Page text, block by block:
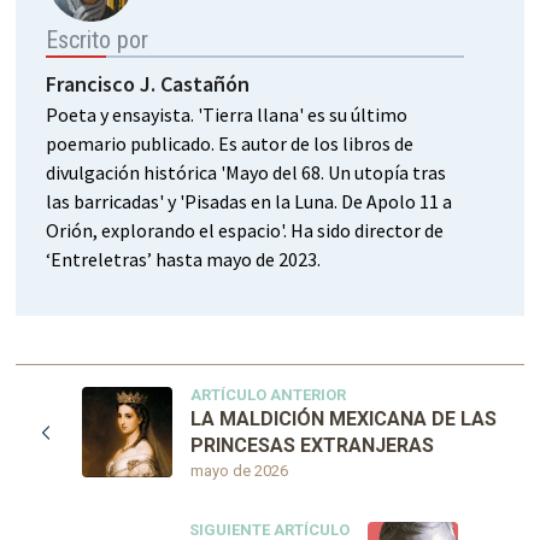
Escrito por
Francisco J. Castañón
Poeta y ensayista. 'Tierra llana' es su último
poemario publicado. Es autor de los libros de
divulgación histórica 'Mayo del 68. Un utopía tras
las barricadas' y 'Pisadas en la Luna. De Apolo 11 a
Orión, explorando el espacio'. Ha sido director de
‘Entreletras’ hasta mayo de 2023.
ARTÍCULO ANTERIOR
mayo de 2026
LA MALDICIÓN MEXICANA DE LAS
PRINCESAS EXTRANJERAS
SIGUIENTE ARTÍCULO